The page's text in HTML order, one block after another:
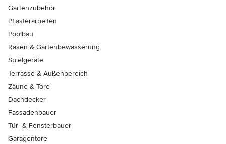
Gartenzubehör
Pflasterarbeiten
Poolbau
Rasen & Gartenbewässerung
Spielgeräte
Terrasse & Außenbereich
Zäune & Tore
Dachdecker
Fassadenbauer
Tür- & Fensterbauer
Garagentore